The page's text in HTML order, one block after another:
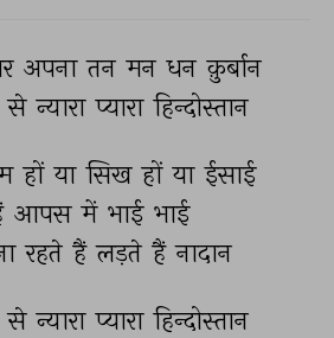
अपना तन मन धन क़ुर्बान
से न्यारा प्यारा हिन्दोस्तान
हों या सिख हों या ईसाई
आपस में भाई भाई
रहते हैं लड़ते हैं नादान
से न्यारा प्यारा हिन्दोस्तान